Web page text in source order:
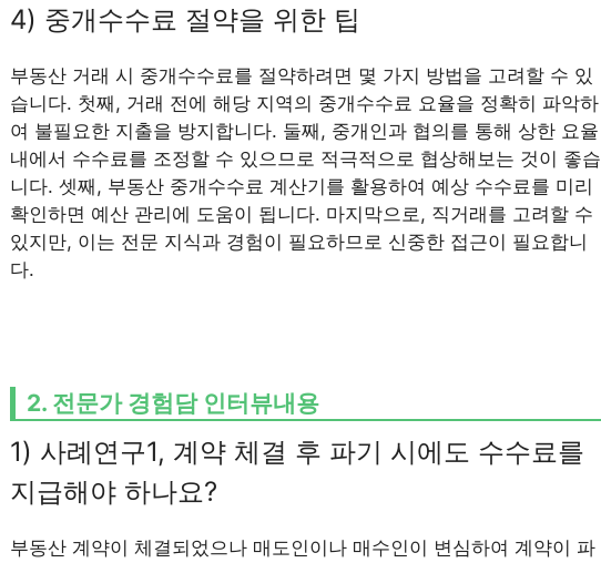
4) 중개수수료 절약을 위한 팁
부동산 거래 시 중개수수료를 절약하려면 몇 가지 방법을 고려할 수 있
습니다. 첫째, 거래 전에 해당 지역의 중개수수료 요율을 정확히 파악하
여 불필요한 지출을 방지합니다. 둘째, 중개인과 협의를 통해 상한 요율
내에서 수수료를 조정할 수 있으므로 적극적으로 협상해보는 것이 좋습
니다. 셋째, 부동산 중개수수료 계산기를 활용하여 예상 수수료를 미리
확인하면 예산 관리에 도움이 됩니다. 마지막으로, 직거래를 고려할 수
있지만, 이는 전문 지식과 경험이 필요하므로 신중한 접근이 필요합니
다.
2. 전문가 경험담 인터뷰내용
1) 사례연구1, 계약 체결 후 파기 시에도 수수료를
지급해야 하나요?
부동산 계약이 체결되었으나 매도인이나 매수인이 변심하여 계약이 파